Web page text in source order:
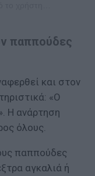
παππούδες
και στον
«Ο
Η ανάρτηση
όλους.
παππούδες
αγκαλιά ή